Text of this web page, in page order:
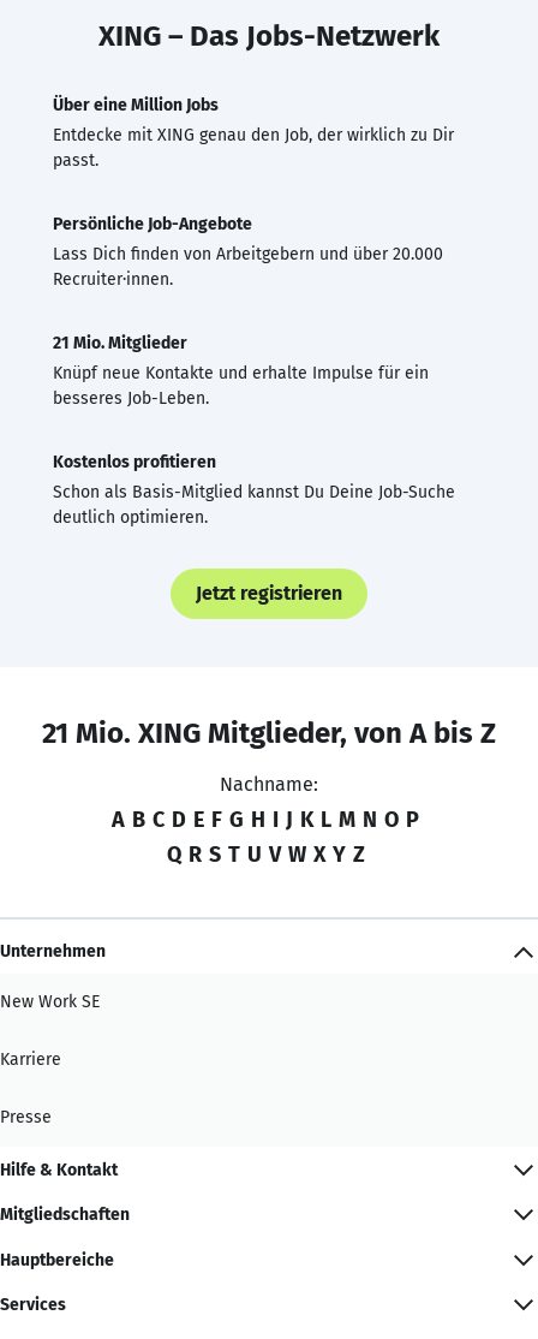
XING – Das Jobs-Netzwerk
Über eine Million Jobs
Entdecke mit XING genau den Job, der wirklich zu Dir
passt.
Persönliche Job-Angebote
Lass Dich finden von Arbeitgebern und über 20.000
Recruiter·innen.
21 Mio. Mitglieder
Knüpf neue Kontakte und erhalte Impulse für ein
besseres Job-Leben.
Kostenlos profitieren
Schon als Basis-Mitglied kannst Du Deine Job-Suche
deutlich optimieren.
Jetzt registrieren
21 Mio. XING Mitglieder, von A bis Z
Nachname:
A B C D E F G H I J K L M N O P
Q R S T U V W X Y Z
Unternehmen
New Work SE
Karriere
Presse
Hilfe & Kontakt
Mitgliedschaften
Hauptbereiche
Services